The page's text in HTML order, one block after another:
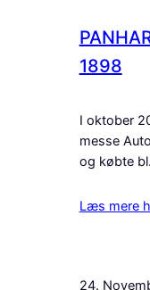
1898
I oktober
messe
og købte
Læs mere
24.